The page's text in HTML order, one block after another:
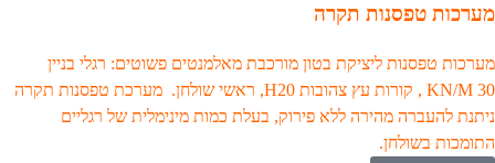
מערכות טפסנות תקרה
מערכות טפסנות ליציקת בטון מורכבת מאלמנטים פשוטים: רגלי בניין
KN/M 30 , קורות עץ צהובות H20, ראשי שולחן. מערכת טפסנות תקרה
ניתנת להעברה מהירה ללא פירוק, בעלת כמות מינימלית של רגליים
התומכות בשולחן.